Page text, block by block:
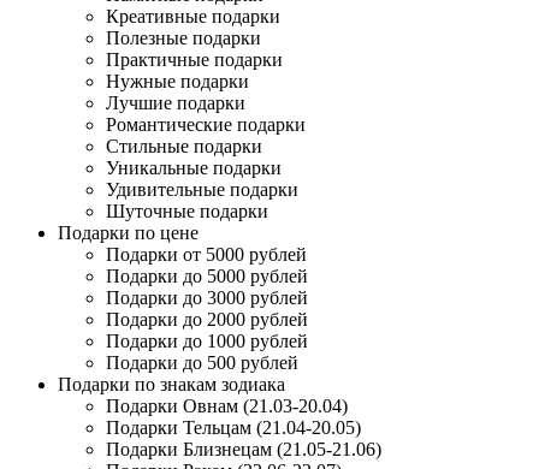
Креативные подарки
Полезные подарки
Практичные подарки
Нужные подарки
Лучшие подарки
Романтические подарки
Стильные подарки
Уникальные подарки
Удивительные подарки
Шуточные подарки
Подарки по цене
Подарки от 5000 рублей
Подарки до 5000 рублей
Подарки до 3000 рублей
Подарки до 2000 рублей
Подарки до 1000 рублей
Подарки до 500 рублей
Подарки по знакам зодиака
Подарки Овнам (21.03-20.04)
Подарки Тельцам (21.04-20.05)
Подарки Близнецам (21.05-21.06)